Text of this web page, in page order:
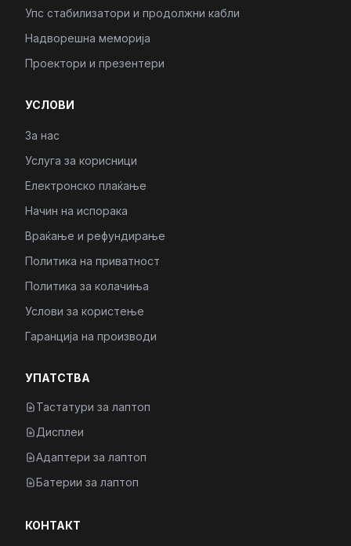
Упс стабилизатори и продолжни кабли
Надворешна меморија
Проектори и презентери
УСЛОВИ
За нас
Услуга за корисници
Електронско плаќање
Начин на испорака
Враќање и рефундирање
Политика на приватност
Политика за колачиња
Услови за користење
Гаранција на производи
УПАТСТВА
Тастатури за лаптоп
Дисплеи
Адаптери за лаптоп
Батерии за лаптоп
КОНТАКТ